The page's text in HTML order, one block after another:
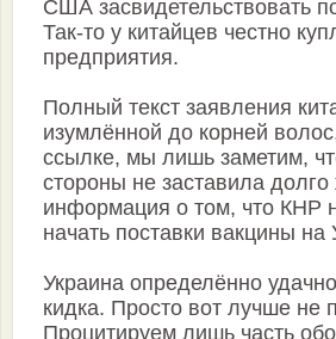
США засвидетельствовать
Так-то у китайцев честно
предприятия.
Полный текст заявления
изумлённой до корней
ссылке, мы лишь заметим,
стороны не заставила
информация о том, что КНР
начать поставки вакцины на
Украина определённо
кидка. Просто вот лучше не
Процитируем лишь часть